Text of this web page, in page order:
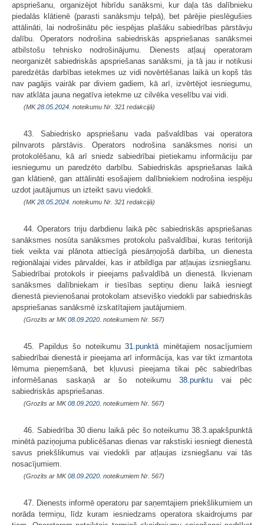
apspriešanu, organizējot hibrīdu sanāksmi, kur daļa tās dalībnieku
piedalās klātienē (parasti sanāksmju telpā), bet pārējie pieslēgušies
attālināti, lai nodrošinātu pēc iespējas plašāku sabiedrības pārstāvju
dalību. Operators nodrošina sabiedriskās apspriešanas sanāksmei
atbilstošu tehnisko nodrošinājumu. Dienests atļauj operatoram
neorganizēt sabiedriskās apspriešanas sanāksmi, ja tā jau ir notikusi
paredzētās darbības ietekmes uz vidi novērtēšanas laikā un kopš tās
nav pagājis vairāk par diviem gadiem, kā arī, izvērtējot iesniegumu,
nav atklāta jauna negatīva ietekme uz cilvēka veselību vai vidi.
(MK28.05.2024. noteikumu Nr. 321 redakcijā)
43. Sabiedrisko apspriešanu vada pašvaldības vai operatora
pilnvarots pārstāvis. Operators nodrošina sanāksmes norisi un
protokolēšanu, kā arī sniedz sabiedrībai pietiekamu informāciju par
iesniegumu un paredzēto darbību. Sabiedriskās apspriešanas laikā
gan klātienē, gan attālināti esošajiem dalībniekiem nodrošina iespēju
uzdot jautājumus un izteikt savu viedokli.
(MK28.05.2024. noteikumu Nr. 321 redakcijā)
44. Operators triju darbdienu laikā pēc sabiedriskās apspriešanas
sanāksmes nosūta sanāksmes protokolu pašvaldībai, kuras teritorijā
tiek veikta vai plānota attiecīgā piesārņojošā darbība, un dienesta
reģionālajai vides pārvaldei, kas ir atbildīga par atļaujas izsniegšanu.
Sabiedrībai protokols ir pieejams pašvaldībā un dienestā. Ikvienam
sanāksmes dalībniekam ir tiesības septiņu dienu laikā iesniegt
dienestā pievienošanai protokolam atsevišķo viedokli par sabiedriskās
apspriešanas sanāksmē izskatītajiem jautājumiem.
(Grozīts ar MK08.09.2020. noteikumiem Nr. 567)
45. Papildus šo noteikumu 31.punktāminētajiem nosacījumiem
sabiedrībai dienestā ir pieejama arī informācija, kas var tikt izmantota
lēmuma pieņemšanā, bet kļuvusi pieejama tikai pēc sabiedrības
informēšanas saskaņā ar šo noteikumu38.punktu vai pēc
sabiedriskās apspriešanas.
(Grozīts ar MK08.09.2020. noteikumiem Nr. 567)
46. Sabiedrība 30 dienu laikā pēc šo noteikumu 38.3.apakšpunktā
minētā paziņojuma publicēšanas dienas var rakstiski iesniegt dienestā
savus priekšlikumus vai viedokli par atļaujas izsniegšanu vai tās
nosacījumiem.
(Grozīts ar MK08.09.2020. noteikumiem Nr. 567)
47. Dienests informē operatoru par saņemtajiem priekšlikumiem un
norāda termiņu, līdz kuram iesniedzams operatora skaidrojums par